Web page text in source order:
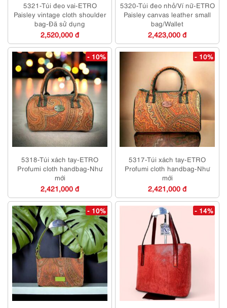
5321-Túi đeo vai-ETRO
Paisley vintage cloth shoulder
bag-Đã sử dụng
2,520,000 đ
5320-Túi đeo nhỏ/Ví nữ-ETRO
Paisley canvas leather small
bag/Wallet
2,423,000 đ
- 10%
5318-Túi xách tay-ETRO
Profumi cloth handbag-Như
mới
2,421,000 đ
- 10%
5317-Túi xách tay-ETRO
Profumi cloth handbag-Như
mới
2,421,000 đ
- 10% - 14%